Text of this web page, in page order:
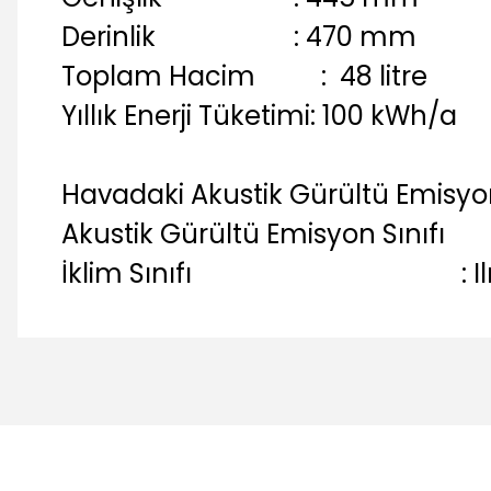
Derinlik : 470 mm
Toplam Hacim : 48 litre
Yıllık Enerji Tüketimi: 100 kWh/a
Havadaki Akustik Gürültü
Akustik Gürültü Emisyon
İklim Sınıfı :